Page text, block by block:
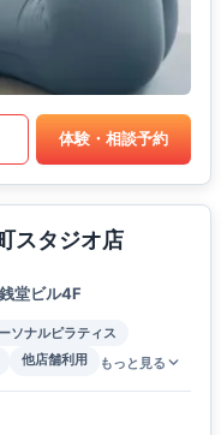
体験・相談予約
スタジオ店
堂ビル4F
ソナルピラティス
他店舗利用 もっと見る